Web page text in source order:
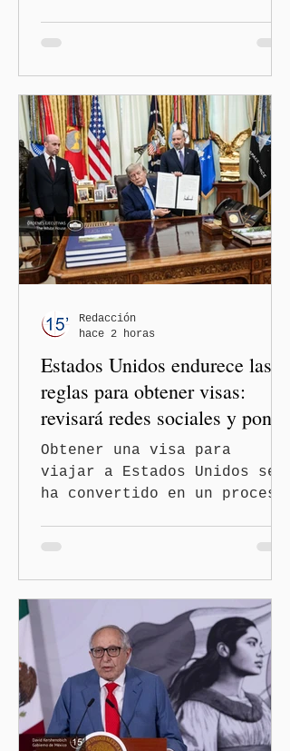
Sheinbaum Pardo anunció el
restablecimiento de las
relaciones diplomáticas
entre los gobiernos de
México y Perú. “Es
importante que más allá de
la orientación política de
los gobiernos —porque hay
orientaciones políticas de
los gobiernos, llegan por
— es importante que México
tenga relaciones
diplomáticas con el mu
Estados Unidos endurece las
reglas para obtener visas:
revisará redes sociales y pone
freno al Turismo de
Nacimiento
Obtener una visa para
viajar a Estados Unidos se
ha convertido en un proceso
Estado amplió la revisión
de la presencia digital de
los solicitantes, mientras
Washington busca cerrar el
paso al llamado “turismo de
nacimiento” y reforzar los
controles migratorios.
Redacción
hace 2 horas